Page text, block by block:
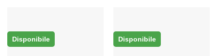
Disponibile Disponibile